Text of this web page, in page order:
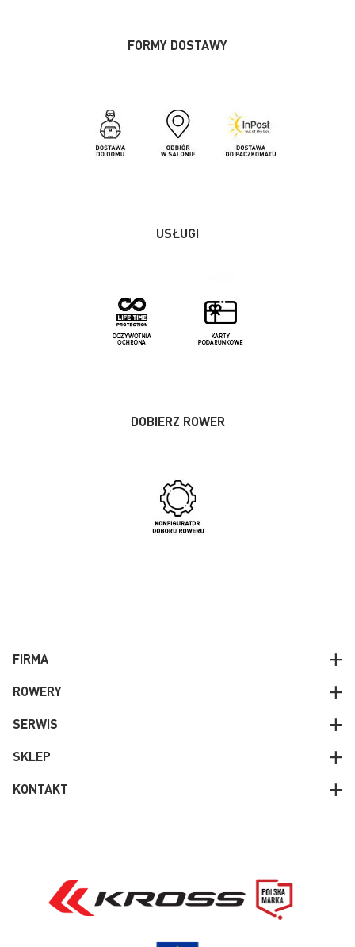
FORMY DOSTAWY
USŁUGI
DOBIERZ ROWER
FIRMA
ROWERY
SERWIS
SKLEP
KONTAKT